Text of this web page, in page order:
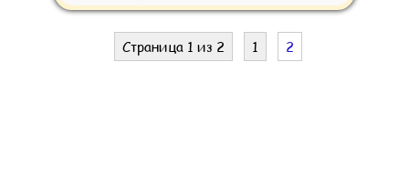
Страница 1 из 2 1 2